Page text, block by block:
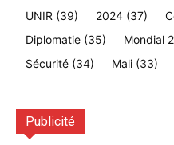
UNIR (39) 2024 (37)
Diplomatie (35) Mondial
Sécurité (34) Mali (33)
Publicité